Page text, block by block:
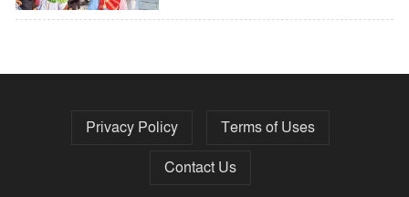
নির্বাচনের তফসিল ৮-১৫ ডিসেম্বরের মধ্যে
Privacy Policy
Terms of Uses
Contact Us